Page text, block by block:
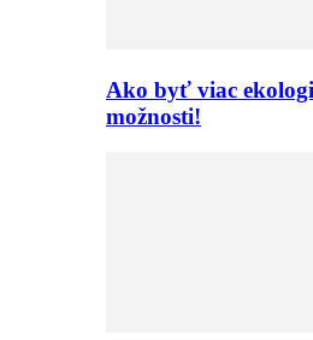
Ako byť viac
možnosti!